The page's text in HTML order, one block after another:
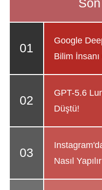
Google
Bilim
GPT-5.6
Düştü!
Nasıl